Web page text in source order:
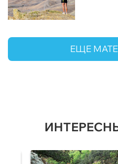
ЕЩЕ